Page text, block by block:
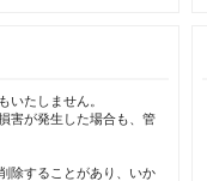
いたしません。
害が発生した場合も、管
除することがあり、いか